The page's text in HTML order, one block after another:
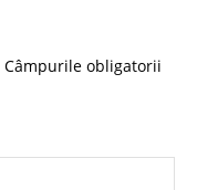
Câmpurile obligatorii